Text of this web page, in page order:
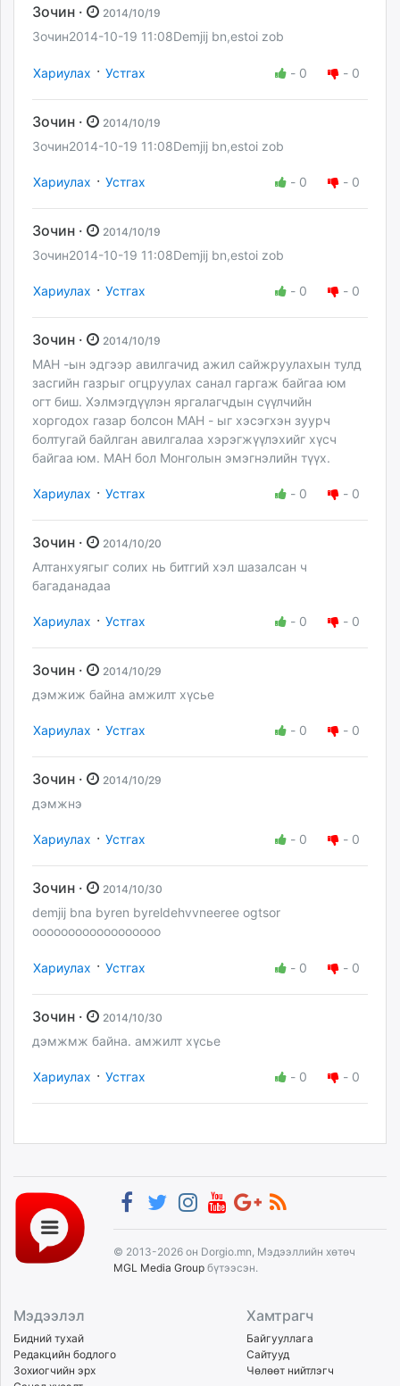
Зочин · 2014/10/19
Зочин2014-10-19 11:08Demjij bn,estoi zob
Хариулах · Устгах - 0 - 0
Зочин · 2014/10/19
Зочин2014-10-19 11:08Demjij bn,estoi zob
Хариулах · Устгах - 0 - 0
Зочин · 2014/10/19
Зочин2014-10-19 11:08Demjij bn,estoi zob
Хариулах · Устгах - 0 - 0
Зочин · 2014/10/19
МАН -ын эдгээр авилгачид ажил сайжруулахын тулд
засгийн газрыг огцруулах санал гаргаж байгаа юм
огт биш. Хэлмэгдүүлэн яргалагчдын сүүлчийн
хоргодох газар болсон МАН - ыг хэсэгхэн зуурч
болтугай байлган авилгалаа хэрэгжүүлэхийг хүсч
байгаа юм. МАН бол Монголын эмэгнэлийн түүх.
Хариулах · Устгах - 0 - 0
Зочин · 2014/10/20
Алтанхуягыг солих нь битгий хэл шазалсан ч
багаданадаа
Хариулах · Устгах - 0 - 0
Зочин · 2014/10/29
дэмжиж байна амжилт хүсье
Хариулах · Устгах - 0 - 0
Зочин · 2014/10/29
дэмжнэ
Хариулах · Устгах - 0 - 0
Зочин · 2014/10/30
demjij bna byren byreldehvvneeree ogtsor
oooooooooooooooooo
Хариулах · Устгах - 0 - 0
Зочин · 2014/10/30
дэмжмж байна. амжилт хүсье
Хариулах · Устгах - 0 - 0
© 2013-2026 он Dorgio.mn, Мэдээллийн хөтөч
MGL Media Group бүтээсэн.
Мэдээлэл
Бидний тухай
Редакцийн бодлого
Зохиогчийн эрх
Хамтрагч
Байгууллага
Сайтууд
Чөлөөт нийтлэгч